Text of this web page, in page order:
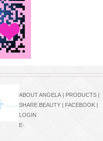
ABOUT ANGELA | PRODUCTS |
SHARE BEAUTY | FACEBOOK |
LOGIN
E-